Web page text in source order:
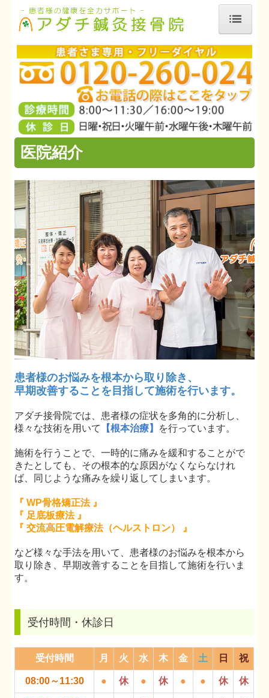
HOME
初めての方へ
患者さまの声
料金案内
院長ブログ
お問合せ
医院紹介
施術の流れ
WP骨格矯正法
ダイエット
JOYトレーニング
ハイボルテージ特殊療法
交通事故施術
ヘルストロン
よくある質問
医院紹介
患者様のお悩みを根本から取り除き、
早期改善することを目指して施術を行います。
アダチ接骨院では、患者様の症状を多角的に分析し、
様々な技術を用いて
【根本治療】 を行っています。
施術を行うことで、一時的に痛みを緩和することがで
きたとしても、その根本的な原因がなくならなけれ
ば、同じような痛みを繰り返してしまいます。
『 WP骨格矯正法 』
『 足底板療法 』
『 交流高圧電解療法（ヘルストロン） 』
など様々な手法を用いて、患者様のお悩みを根本から
取り除き、早期改善することを目指して施術を行いま
す。
受付時間・休診日
受付時間 月 火 水 木 金 土 日 祝
08:00～11:30 ● 休 ● 休 ● ● 休 休